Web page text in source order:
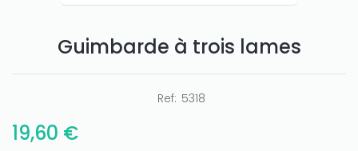
Guimbarde à trois lames
Ref: 5318
19,60 €